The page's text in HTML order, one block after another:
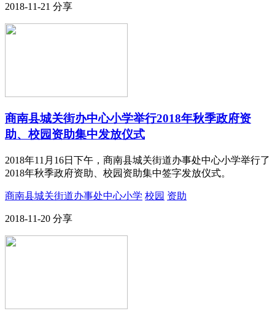
2018-11-21 分享
商南县城关街办中心小学举行2018年秋季政府资
助、校园资助集中发放仪式
2018年11月16日下午，商南县城关街道办事处中心小学举行了
2018年秋季政府资助、校园资助集中签字发放仪式。
商南县城关街道办事处中心小学 校园 资助
2018-11-20 分享